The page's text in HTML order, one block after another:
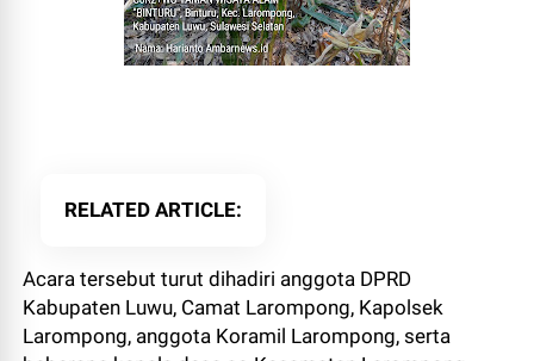
RELATED ARTICLE
Acara tersebut turut dihadiri anggota DPRD
Kabupaten Luwu, Camat Larompong, Kapolsek
Larompong, anggota Koramil Larompong, serta